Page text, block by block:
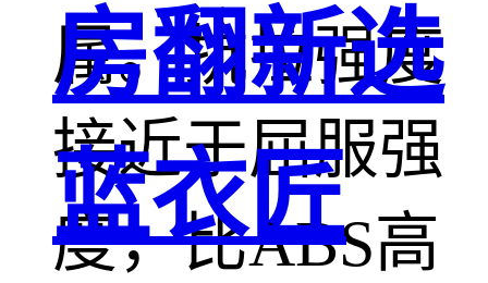
属。抗拉强度
接近于屈服强
度，比ABS高
房翻新选
蓝衣匠